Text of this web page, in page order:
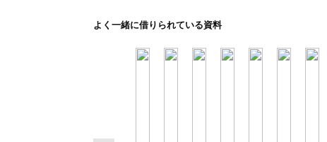
よく一緒に借りられている資料